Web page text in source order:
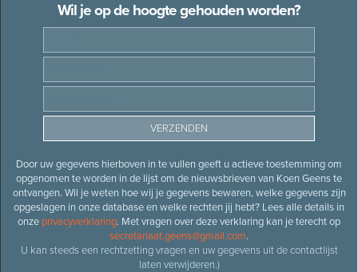
Wil je op de hoogte gehouden worden?
Door uw gegevens hierboven in te vullen geeft u actieve toestemming om
opgenomen te worden in de lijst om de nieuwsbrieven van Koen Geens te
ontvangen. Wil je weten hoe wij je gegevens bewaren, welke gegevens zijn
opgeslagen in onze database en welke rechten jij hebt? Lees alle details in
onze privacyverklaring. Met vragen over deze verklaring kan je terecht op
secretariaat.geens@gmail.com.
U kan steeds een rechtzetting vragen en uw gegevens uit de contactlijst
laten verwijderen.)